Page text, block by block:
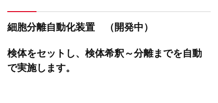
細胞分離自動化装置 （開発中）
検体をセットし、検体希釈～分離までを自動
で実施します。